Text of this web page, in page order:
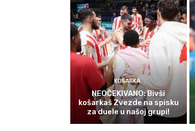
KOŠARKA
NEOČEKIVANO: Bivši
košarkaš Zvezde na spisku
za duele u našoj grupi!